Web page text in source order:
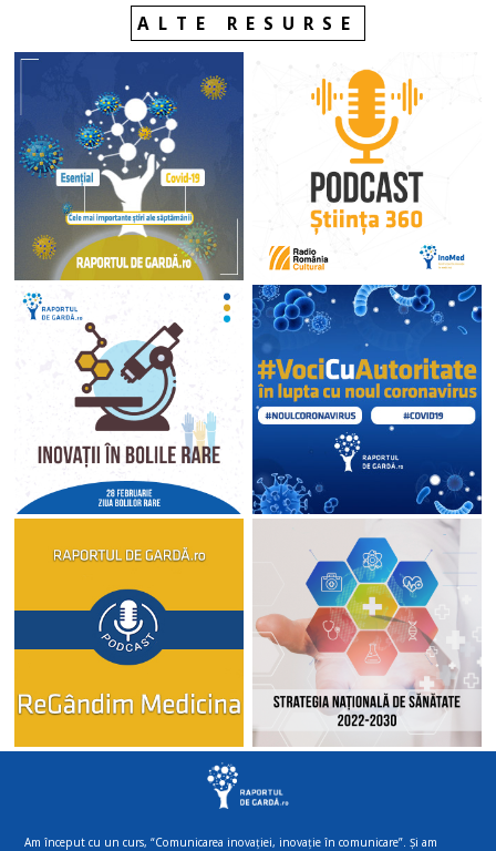
ALTE RESURSE
Am început cu un curs, “Comunicarea inovației, inovație în comunicare”. Și am